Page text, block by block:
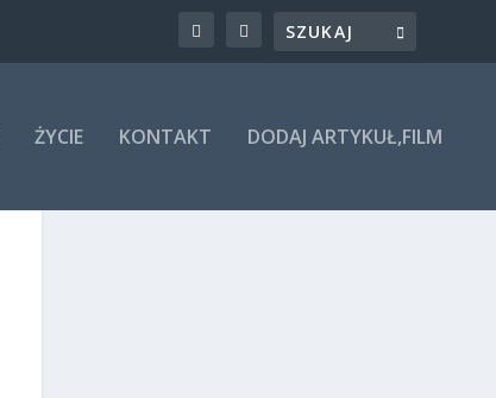
ŻYCIE KONTAKT DODAJ ARTYKUŁ,FILM